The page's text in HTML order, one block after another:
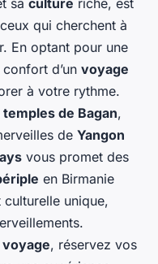
qui cherchent à
En optant pour une
d’un voyage
à votre rythme.
temples de Bagan,
de Yangon
vous promet des
en Birmanie
unique,
voyage, réservez vos